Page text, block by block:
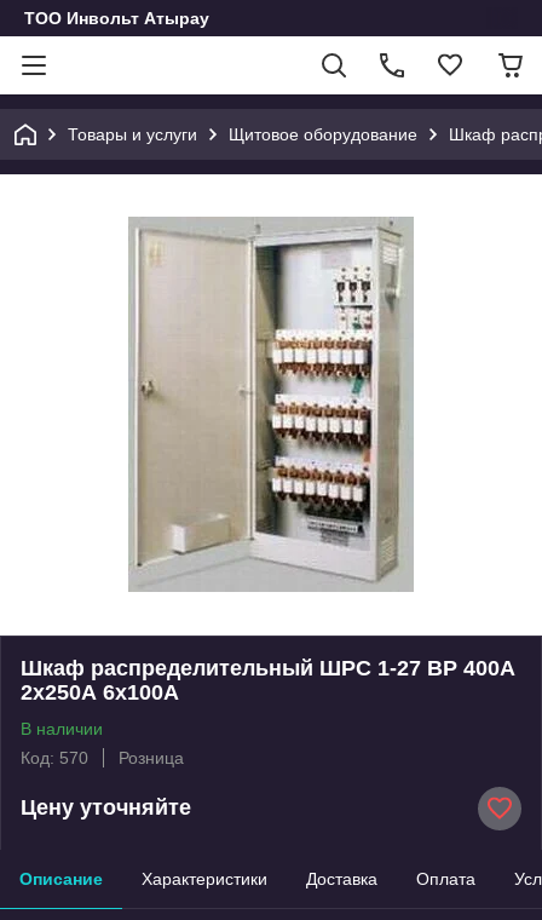
ТОО Инвольт Атырау
Товары и услуги Щитовое оборудование Шкаф
Шкаф распределительный ШРС 1-27 ВР 400А
2х250А 6х100А
В наличии
Код: 570
Розница
Цену уточняйте
Описание Характеристики Доставка Оплата